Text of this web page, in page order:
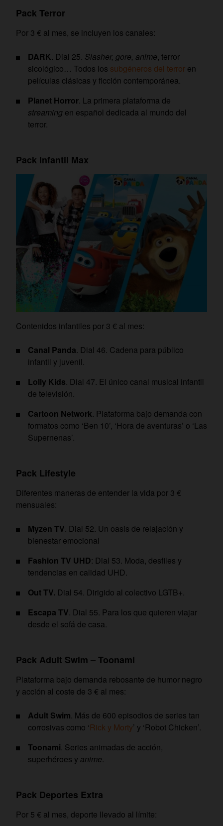
Pack Terror
Por 3 € al mes, se incluyen los canales:
DARK. Dial 25. Slasher, gore, anime, terror
sicológico… Todos los subgéneros del terror en
películas clásicas y ficción contemporánea.
Planet Horror. La primera plataforma de
streaming en español dedicada al mundo del
terror.
Pack Infantil Max
Contenidos infantiles por 3 € al mes:
Canal Panda. Dial 46. Cadena para público
infantil y juvenil.
Lolly Kids. Dial 47. El único canal musical infantil
de televisión.
Cartoon Network. Plataforma bajo demanda con
formatos como ‘Ben 10’, ‘Hora de aventuras’ o ‘Las
Supernenas’.
Pack Lifestyle
Diferentes maneras de entender la vida por 3 €
mensuales:
Myzen TV. Dial 52. Un oasis de relajación y
bienestar emocional
Fashion TV UHD: Dial 53. Moda, desfiles y
tendencias en calidad UHD.
Out TV. Dial 54. Dirigido al colectivo LGTB+.
Escapa TV. Dial 55. Para los que quieren viajar
desde el sofá de casa.
Pack Adult Swim – Toonami
Plataforma bajo demanda rebosante de humor negro
y acción al coste de 3 € al mes:
Adult Swim. Más de 600 episodios de series tan
corrosivas como ‘Rick y Morty’ y ‘Robot Chicken’.
Toonami. Series animadas de acción,
superhéroes y anime.
Pack Deportes Extra
Por 5 € al mes, deporte llevado al límite: